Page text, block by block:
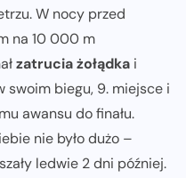
W nocy przed
na 10 000 m
zatrucia żołądka i
swoim biegu, 9. miejsce i
awansu do finału.
nie było dużo –
ledwie 2 dni później.